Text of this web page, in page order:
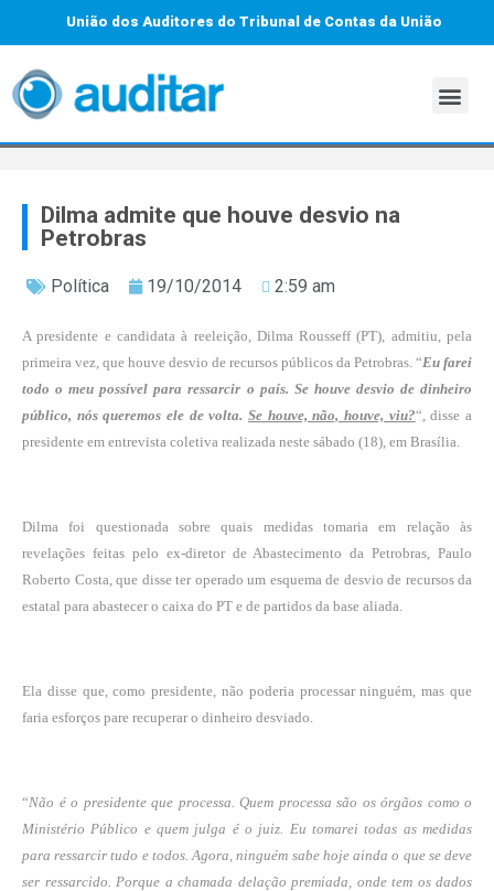
União dos Auditores do Tribunal de Contas da União
Dilma admite que houve desvio na
Petrobras
Política 19/10/2014 2:59 am
A presidente e candidata à reeleição, Dilma Rousseff (PT), admitiu, pela
primeira vez, que houve desvio de recursos públicos da Petrobras. “Eu farei
todo o meu possível para ressarcir o país. Se houve desvio de dinheiro
público, nós queremos ele de volta. Se houve, não, houve, viu?“, disse a
presidente em entrevista coletiva realizada neste sábado (18), em Brasília.
Dilma foi questionada sobre quais medidas tomaria em relação às
revelações feitas pelo ex-diretor de Abastecimento da Petrobras, Paulo
Roberto Costa, que disse ter operado um esquema de desvio de recursos da
estatal para abastecer o caixa do PT e de partidos da base aliada.
Ela disse que, como presidente, não poderia processar ninguém, mas que
faria esforços pare recuperar o dinheiro desviado.
“Não é o presidente que processa. Quem processa são os órgãos como o
Ministério Público e quem julga é o juiz. Eu tomarei todas as medidas
para ressarcir tudo e todos. Agora, ninguém sabe hoje ainda o que se deve
ser ressarcido. Porque a chamada delação premiada, onde tem os dados